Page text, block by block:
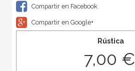
Compartir en Facebook
Compartir en Google+
Rústica
7,00 €